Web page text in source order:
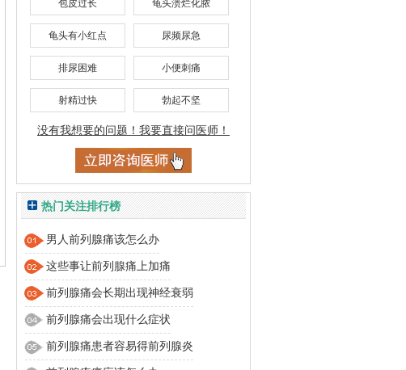
包皮过长 龟头溃烂化脓
龟头有小红点 尿频尿急
排尿困难 小便刺痛
射精过快 勃起不坚
没有我想要的问题！我要直接问医师！
热门关注排行榜
男人前列腺痛该怎么办
这些事让前列腺痛上加痛
前列腺痛会长期出现神经衰弱
前列腺痛会出现什么症状
前列腺痛患者容易得前列腺炎